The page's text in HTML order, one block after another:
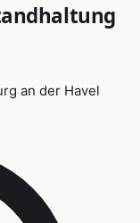
an der Havel